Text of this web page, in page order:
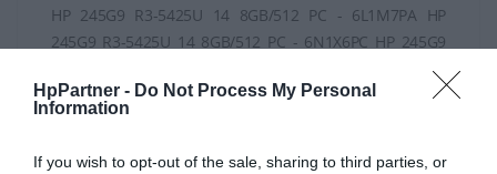
HpPartner - Do Not Process My Personal
Information
If you wish to opt-out of the sale, sharing to third parties, or